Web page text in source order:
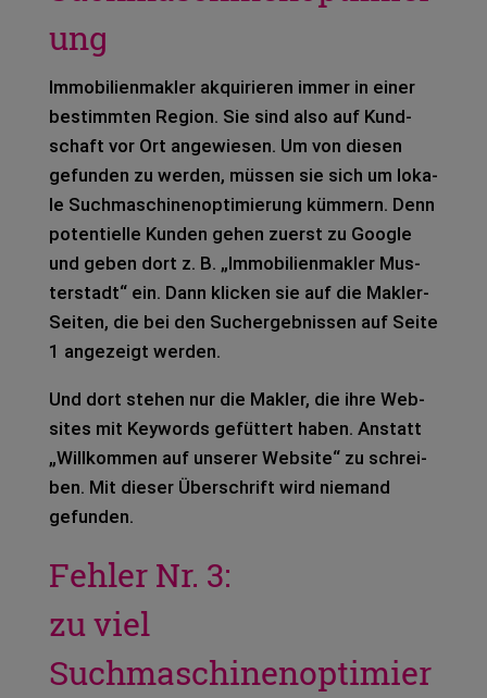
ung
Immo­bi­li­en­mak­ler akqui­rie­ren immer in einer
bestimm­ten Regi­on. Sie sind also auf Kund­
schaft vor Ort ange­wie­sen. Um von die­sen
gefun­den zu wer­den, müs­sen sie sich um loka­
le Such­ma­schi­nen­op­ti­mie­rung küm­mern. Denn
poten­ti­el­le Kun­den gehen zuerst zu Goog­le
und geben dort z. B. „Immo­bi­li­en­mak­ler Mus­
ter­stadt“ ein. Dann kli­cken sie auf die Mak­ler-
Sei­ten, die bei den Such­ergeb­nis­sen auf Seite
1 ange­zeigt wer­den.
Und dort ste­hen nur die Mak­ler, die ihre Web­
sites mit Key­words gefüt­tert haben. Anstatt
„Will­kom­men auf unse­rer Web­site“ zu schrei­
ben. Mit die­ser Über­schrift wird nie­mand
gefun­den.
Fehler Nr. 3:
zu viel
Suchmaschinenoptimier